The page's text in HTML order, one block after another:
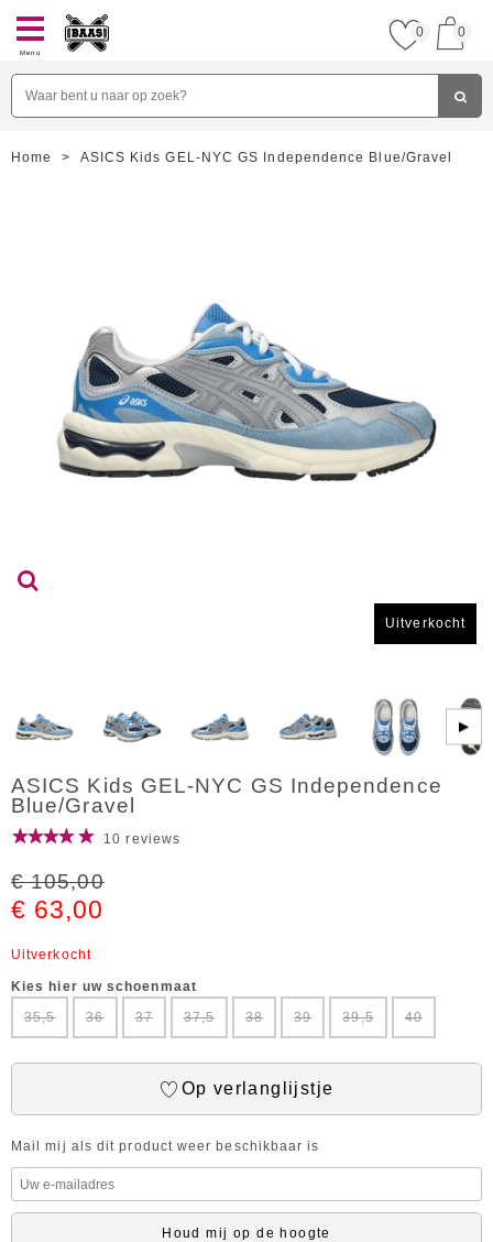
Menu
0 0
Home > ASICS Kids GEL-NYC GS Independence Blue/Gravel
Uitverkocht
▶
ASICS Kids GEL-NYC GS Independence
Blue/Gravel
10 reviews
€ 105,00
€ 63,00
Uitverkocht
Kies hier uw schoenmaat
35,5
36 37 37,5 38 39 39,5 40
Op verlanglijstje
Mail mij als dit product weer beschikbaar is
Houd mij op de hoogte